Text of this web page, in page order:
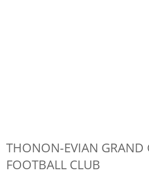
THONON-EVIAN GRAND
FOOTBALL CLUB